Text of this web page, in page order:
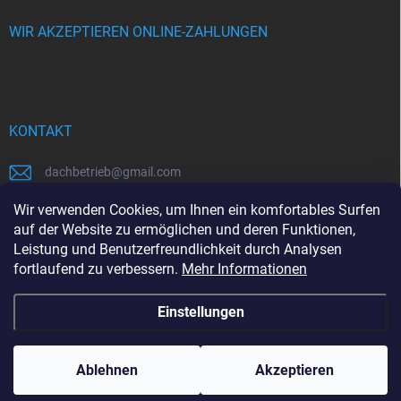
Wir verwenden Cookies, um Ihnen ein komfortables Surfen
auf der Website zu ermöglichen und deren Funktionen,
Leistung und Benutzerfreundlichkeit durch Analysen
fortlaufend zu verbessern. Mehr Informationen
Einstellungen
Ablehnen Akzeptieren
WIR AKZEPTIEREN ONLINE-ZAHLUNGEN
KONTAKT
dachbetrieb@gmail.com
00421948484112
00421948484112
https://www.facebook.com/www.dachbetrieb.at
Erstellt von Shoptet
Copyright 2026 . Alle Rechte vorbehalten.